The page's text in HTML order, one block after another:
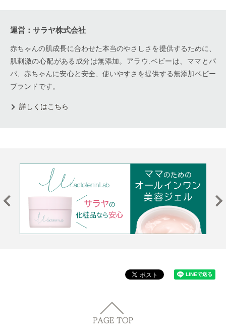
運営：サラヤ株式会社
赤ちゃんの肌成長に合わせた本当のやさしさを提供するために、
肌刺激の心配がある成分は無添加。アラウ.ベビーは、ママとパ
パ、赤ちゃんに安心と安全、使いやすさを提供する無添加ベビー
ブランドです。
詳しくはこちら